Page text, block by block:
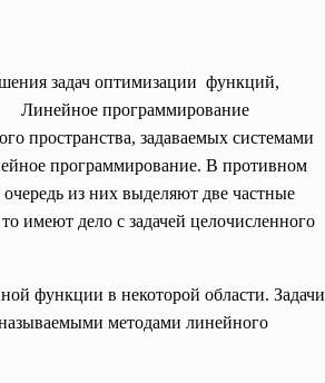
задач оптимизации функций,
программирование
пространства, задаваемых системами
программирование. В противном
из них выделяют две частные
имеют дело с задачей целочисленного
функции в некоторой области. Задачи
методами линейного